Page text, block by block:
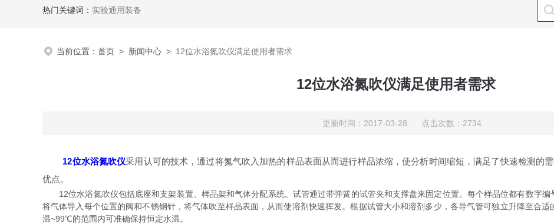
热门关键词： 实验通用装备
当前位置： 首页 > 新闻中心 > 12位水浴氮吹仪满足使用者需求
12位水浴氮吹仪满足使用者需求
更新时间：2017-03-28 点击次数：2734
12位水浴氮吹仪采用认可的技术，通过将氮气吹入加热的样品表面从而进行样品浓缩，使分析时间缩短，满足了快速检测的
优点。
12位水浴氮吹仪包括底座和支架装置、样品架和气体分配系统。试管通过带弹簧的试管夹和支撑盘来固定位置。每个样品位都有数字编
将气体导入每个位置的阀和不锈钢针，将气体吹至样品表面，从而使溶剂快速挥发。根据试管大小和溶剂多少，各导气管可独立升降至合
温~99℃的范围内可准确保持恒定水温。